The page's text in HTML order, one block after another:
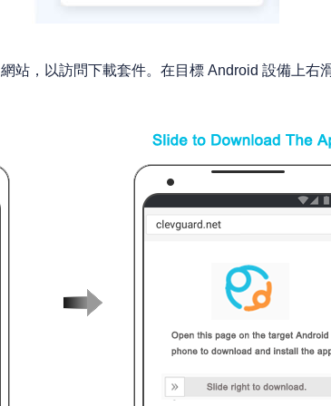
網站，以訪問下載套件。在目標 Android 設備上右